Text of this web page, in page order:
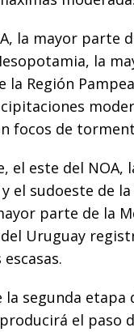
la mayor parte
la
la Región
focos de
el este del NOA,
el sudoeste de la
parte de la
Uruguay
la segunda etapa
el paso